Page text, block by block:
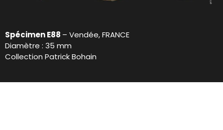
Spécimen E88 – Vendée, FRANCE
Diamètre : 35 mm
Collection Patrick Bohain